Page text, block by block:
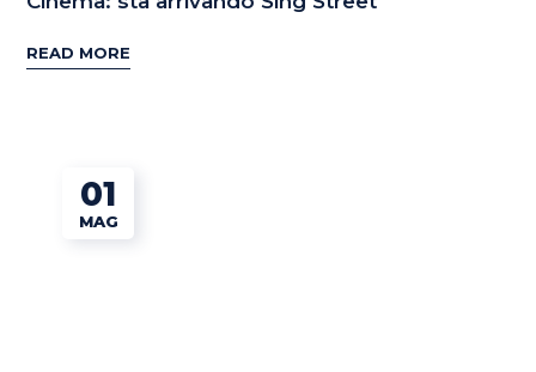
READ MORE
01
MAG